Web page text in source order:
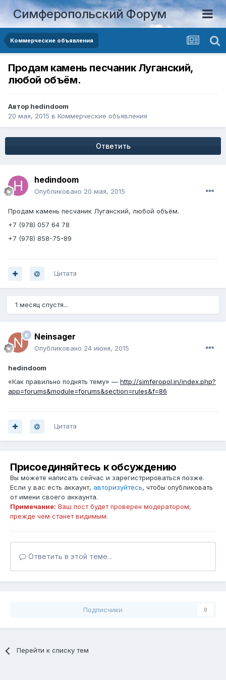
Симферопольский Форум
Коммерческие объявления
Продам камень песчаник Луганский,
любой объём.
Автор hedindoom
20 мая, 2015 в Коммерческие объявления
Ответить
hedindoom
Опубликовано 20 мая, 2015
Продам камень песчаник Луганский, любой объём.
+7 (978) 057 64 78
+7 (978) 858-75-89
Цитата
1 месяц спустя...
Neinsager
Опубликовано 24 июня, 2015
hedindoom
«Как правильно поднять тему» — http://simferopol.in/index.php?
app=forums&module=forums&section=rules&f=86
Цитата
Присоединяйтесь к обсуждению
Вы можете написать сейчас и зарегистрироваться позже.
Если у вас есть аккаунт, авторизуйтесь, чтобы опубликовать
от имени своего аккаунта.
Примечание: Ваш пост будет проверен модератором,
прежде чем станет видимым.
Ответить в этой теме...
Подписчики 0
Перейти к списку тем